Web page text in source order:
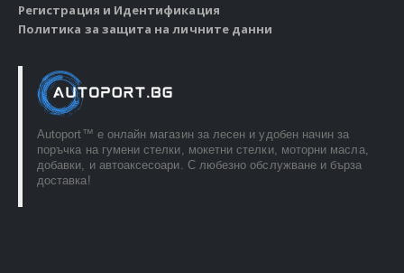
Регистрация и Идентификация
Политика за защита на личните данни
Autoport™ e онлайн магазин за лесен и удобен начин за
поръчка на гумени стелки, мокетни стелки, моторни масла,
добавки, и автоаксесоари. С любезно обслужване и бърза
доставка!